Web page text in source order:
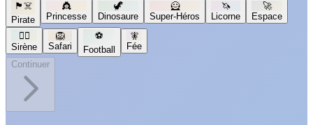
🏴‍☠️
Pirate
👸
Princesse
🦖
Dinosaure
🦸
Super-Héros
🦄
Licorne
🚀
Espace
🧜‍♀️
Sirène
🦁
Safari
⚽
Football
🧚
Fée
Continuer